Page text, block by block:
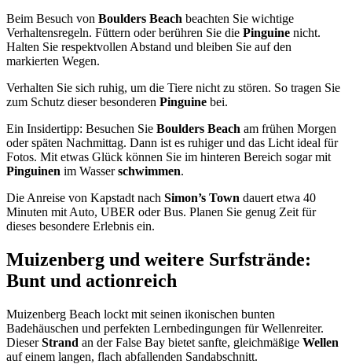
Beim Besuch von Boulders Beach beachten Sie wichtige
Verhaltensregeln. Füttern oder berühren Sie die Pinguine nicht.
Halten Sie respektvollen Abstand und bleiben Sie auf den
markierten Wegen.
Verhalten Sie sich ruhig, um die Tiere nicht zu stören. So tragen Sie
zum Schutz dieser besonderen Pinguine bei.
Ein Insidertipp: Besuchen Sie Boulders Beach am frühen Morgen
oder späten Nachmittag. Dann ist es ruhiger und das Licht ideal für
Fotos. Mit etwas Glück können Sie im hinteren Bereich sogar mit
Pinguinen im Wasserschwimmen.
Die Anreise von Kapstadt nach Simon’s Town dauert etwa 40
Minuten mit Auto, UBER oder Bus. Planen Sie genug Zeit für
dieses besondere Erlebnis ein.
Muizenberg und weitere Surfstrände:
Bunt und actionreich
Muizenberg Beach lockt mit seinen ikonischen bunten
Badehäuschen und perfekten Lernbedingungen für Wellenreiter.
DieserStrand an der False Bay bietet sanfte, gleichmäßige Wellen
auf einem langen, flach abfallenden Sandabschnitt.